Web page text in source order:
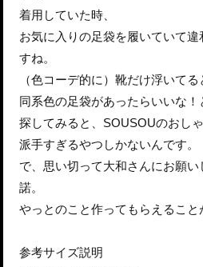
着用していた時、
お気に入りの足袋を履いていて
すね。
（色コーデ的に）靴だけ浮いてる
同系色の足袋があったらいいな！
探してみると、SOUSOUのおし
派手すぎるやつしかないんです。
で、思い切って大和さんにお願
諾。
やっとのこと作ってもらえること
参考サイズ説明